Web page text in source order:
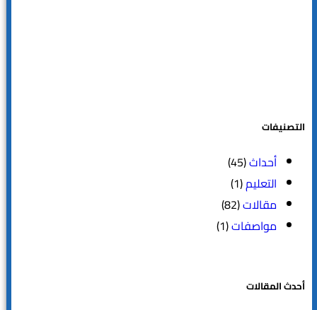
التصنيفات
أحداث(45)
التعليم(1)
مقالات(82)
مواصفات(1)
أحدث المقالات